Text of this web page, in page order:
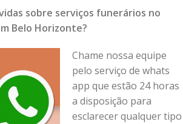
sobre serviços funerários no
Belo Horizonte?
Chame nossa equipe
pelo serviço de whats
app que estão 24 horas
a disposição para
esclarecer qualquer tipo